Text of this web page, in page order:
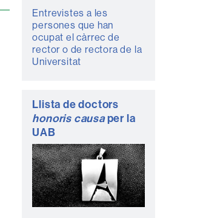
Entrevistes a les
persones que han
ocupat el càrrec de
rector o de rectora de la
Universitat
Llista de doctors
honoris causaper la
UAB